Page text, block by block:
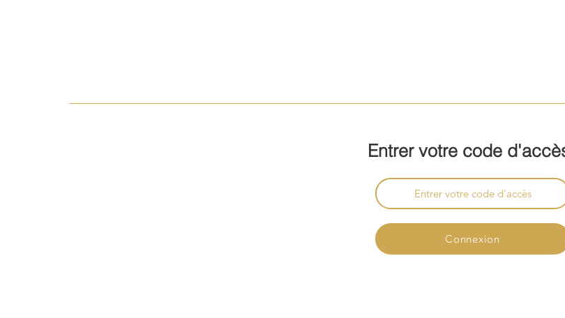
Entrer votre code
Connexion